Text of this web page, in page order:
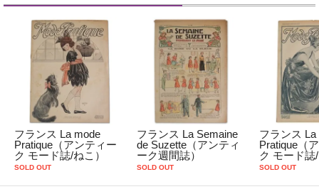
フランス La mode
Pratique（アンティー
ク モード誌/ねこ）
SOLD OUT
フランス La Semaine
de Suzette（アンティ
ーク週間誌）
SOLD OUT
フランス La
Pratique（
ク モード誌
SOLD OUT